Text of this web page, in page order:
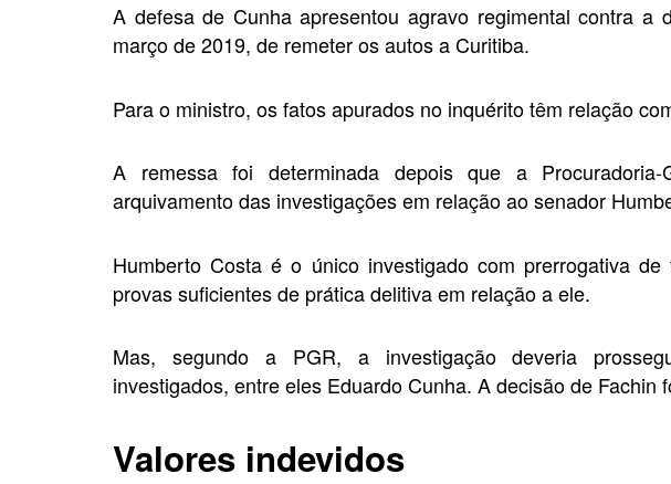
A defesa de Cunha apresentou agravo regimental contra a
março de 2019, de remeter os autos a Curitiba.
Para o ministro, os fatos apurados no inquérito têm relação
A remessa foi determinada depois que a
arquivamento das investigações em relação ao senador
Humberto Costa é o único investigado com prerrogativa
provas suficientes de prática delitiva em relação a ele.
Mas, segundo a PGR, a investigação deveria
investigados, entre eles Eduardo Cunha. A decisão de Fachin
Valores indevidos